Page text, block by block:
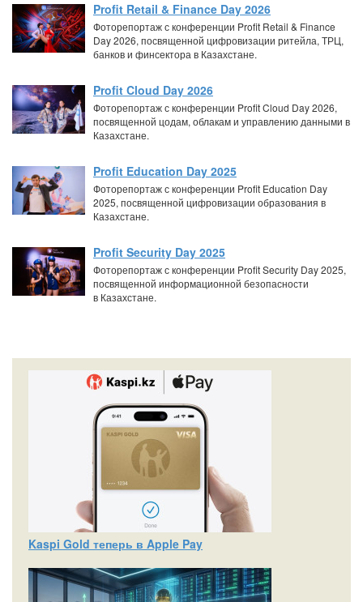
Profit Retail & Finance Day 2026
Фоторепортаж с конференции Profit Retail & Finance
Day 2026, посвященной цифровизации ритейла, ТРЦ,
банков и финсектора в Казахстане.
Profit Cloud Day 2026
Фоторепортаж с конференции Profit Cloud Day 2026,
посвященной цодам, облакам и управлению данными в
Казахстане.
Profit Education Day 2025
Фоторепортаж с конференции Profit Education Day
2025, посвященной цифровизации образования в
Казахстане.
Profit Security Day 2025
Фоторепортаж с конференции Profit Security Day 2025,
посвященной информационной безопасности
в Казахстане.
Kaspi Gold теперь в Apple Pay